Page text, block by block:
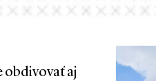
obdivovať aj